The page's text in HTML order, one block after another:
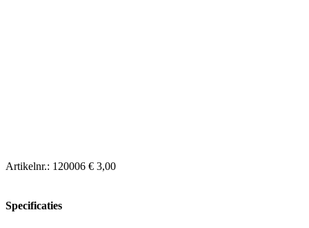
Artikelnr.: 120006 € 3,00
Specificaties